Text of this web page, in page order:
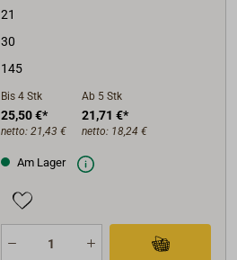
21
30
145
Bis 4 Stk
25,50 €*
netto: 21,43 €
Ab 5 Stk
21,71 €*
netto: 18,24 €
Am Lager